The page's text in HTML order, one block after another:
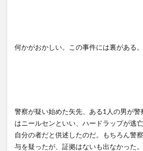
何かがおかしい。この事件には裏がある。
警察が疑い始めた矢先、ある1人の男が
はニールセンといい、ハードラップが逃
自分の者だと供述したのだ。もちろん警
与を疑ったが、証拠はないも出なかった